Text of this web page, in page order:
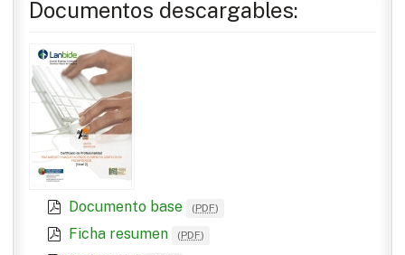
Documentos descargables:
Documento base (PDF)
Ficha resumen (PDF)